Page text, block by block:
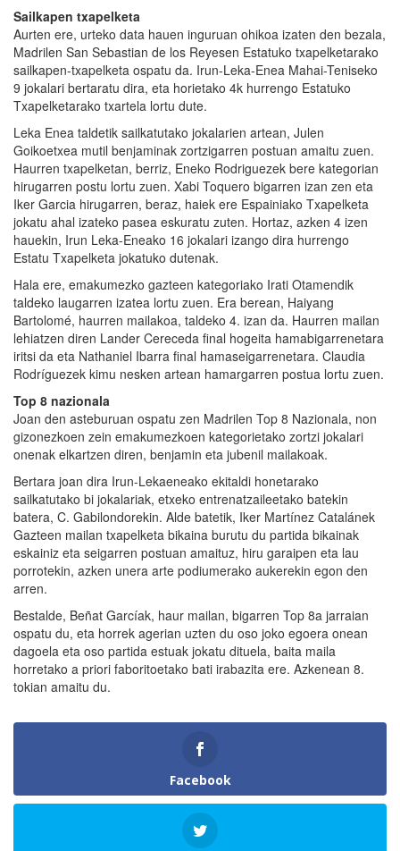
Sailkapen txapelketa
Aurten ere, urteko data hauen inguruan ohikoa izaten den bezala,
Madrilen San Sebastian de los Reyesen Estatuko txapelketarako
sailkapen-txapelketa ospatu da. Irun-Leka-Enea Mahai-Teniseko
9 jokalari bertaratu dira, eta horietako 4k hurrengo Estatuko
Txapelketarako txartela lortu dute.
Leka Enea taldetik sailkatutako jokalarien artean, Julen
Goikoetxea mutil benjaminak zortzigarren postuan amaitu zuen.
Haurren txapelketan, berriz, Eneko Rodriguezek bere kategorian
hirugarren postu lortu zuen. Xabi Toquero bigarren izan zen eta
Iker Garcia hirugarren, beraz, haiek ere Espainiako Txapelketa
jokatu ahal izateko pasea eskuratu zuten. Hortaz, azken 4 izen
hauekin, Irun Leka-Eneako 16 jokalari izango dira hurrengo
Estatu Txapelketa jokatuko dutenak.
Hala ere, emakumezko gazteen kategoriako Irati Otamendik
taldeko laugarren izatea lortu zuen. Era berean, Haiyang
Bartolomé, haurren mailakoa, taldeko 4. izan da. Haurren mailan
lehiatzen diren Lander Cereceda final hogeita hamabigarrenetara
iritsi da eta Nathaniel Ibarra final hamaseigarrenetara. Claudia
Rodríguezek kimu nesken artean hamargarren postua lortu zuen.
Top 8 nazionala
Joan den asteburuan ospatu zen Madrilen Top 8 Nazionala, non
gizonezkoen zein emakumezkoen kategorietako zortzi jokalari
onenak elkartzen diren, benjamin eta jubenil mailakoak.
Bertara joan dira Irun-Lekaeneako ekitaldi honetarako
sailkatutako bi jokalariak, etxeko entrenatzaileetako batekin
batera, C. Gabilondorekin. Alde batetik, Iker Martínez Catalánek
Gazteen mailan txapelketa bikaina burutu du partida bikainak
eskainiz eta seigarren postuan amaituz, hiru garaipen eta lau
porrotekin, azken unera arte podiumerako aukerekin egon den
arren.
Bestalde, Beñat Garcíak, haur mailan, bigarren Top 8a jarraian
ospatu du, eta horrek agerian uzten du oso joko egoera onean
dagoela eta oso partida estuak jokatu dituela, baita maila
horretako a priori faboritoetako bati irabazita ere. Azkenean 8.
tokian amaitu du.
Facebook